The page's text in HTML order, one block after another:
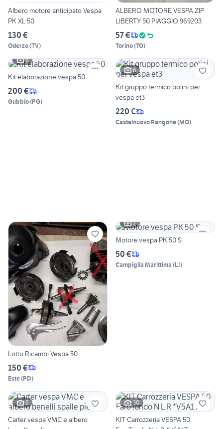
Albero motore anticipato Vespa
PK XL 50
130 €
Oderzo(TV)
ALBERO MOTORE VESPA ZIP
LIBERTY 50 PIAGGIO 969203
57 €
Torino(TO)
6
Kit elaborazione vespa 50
200 €
Gubbio(PG)
6
Kit gruppo termico polini per
vespa et3
220 €
Castelnuovo Rangone(MO)
Lotto Ricambi Vespa 50
150 €
Este(PD)
2
Motore vespa PK 50 S
50 €
Campiglia Marittima (LI)
6
Carter vespa VMC e albero
30
KIT Carrozzeria VESPA 50